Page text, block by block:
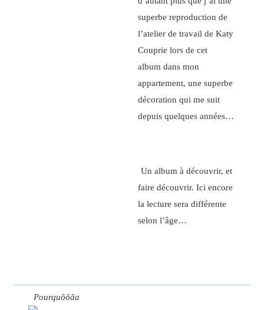
superbe reproduction de
l’atelier de travail de Katy
Couprie lors de cet
album dans mon
appartement, une superbe
décoration qui me suit
depuis quelques années…
Un album à découvrir, et
faire découvrir. Ici encore
la lecture sera différente
selon l’âge…
Pourquôôâa